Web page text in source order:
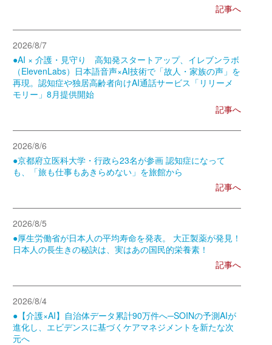
記事へ
2026/8/7
●AI × 介護・見守り 高知発スタートアップ、イレブンラボ
（ElevenLabs）日本語音声×AI技術で「故人・家族の声」を
再現。認知症や独居高齢者向けAI通話サービス「リリーメ
モリー」8月提供開始
記事へ
2026/8/6
●京都府立医科大学・行政ら23名が参画 認知症になって
も、「旅も仕事もあきらめない」を旅館から
記事へ
2026/8/5
●厚生労働省が日本人の平均寿命を発表。 大正製薬が発見！
日本人の長生きの秘訣は、実はあの国民的栄養素！
記事へ
2026/8/4
●【介護×AI】自治体データ累計90万件へ─SOINの予測AIが
進化し、エビデンスに基づくケアマネジメントを新たな次
元へ